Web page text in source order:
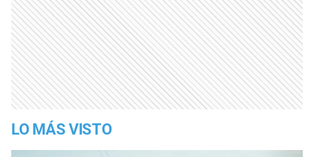
LO MÁS VISTO